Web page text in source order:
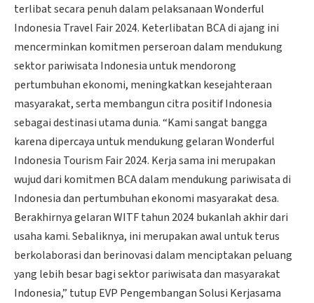
terlibat secara penuh dalam pelaksanaan Wonderful
Indonesia Travel Fair 2024. Keterlibatan BCA di ajang ini
mencerminkan komitmen perseroan dalam mendukung
sektor pariwisata Indonesia untuk mendorong
pertumbuhan ekonomi, meningkatkan kesejahteraan
masyarakat, serta membangun citra positif Indonesia
sebagai destinasi utama dunia. “Kami sangat bangga
karena dipercaya untuk mendukung gelaran Wonderful
Indonesia Tourism Fair 2024. Kerja sama ini merupakan
wujud dari komitmen BCA dalam mendukung pariwisata di
Indonesia dan pertumbuhan ekonomi masyarakat desa.
Berakhirnya gelaran WITF tahun 2024 bukanlah akhir dari
usaha kami. Sebaliknya, ini merupakan awal untuk terus
berkolaborasi dan berinovasi dalam menciptakan peluang
yang lebih besar bagi sektor pariwisata dan masyarakat
Indonesia,” tutup EVP Pengembangan Solusi Kerjasama